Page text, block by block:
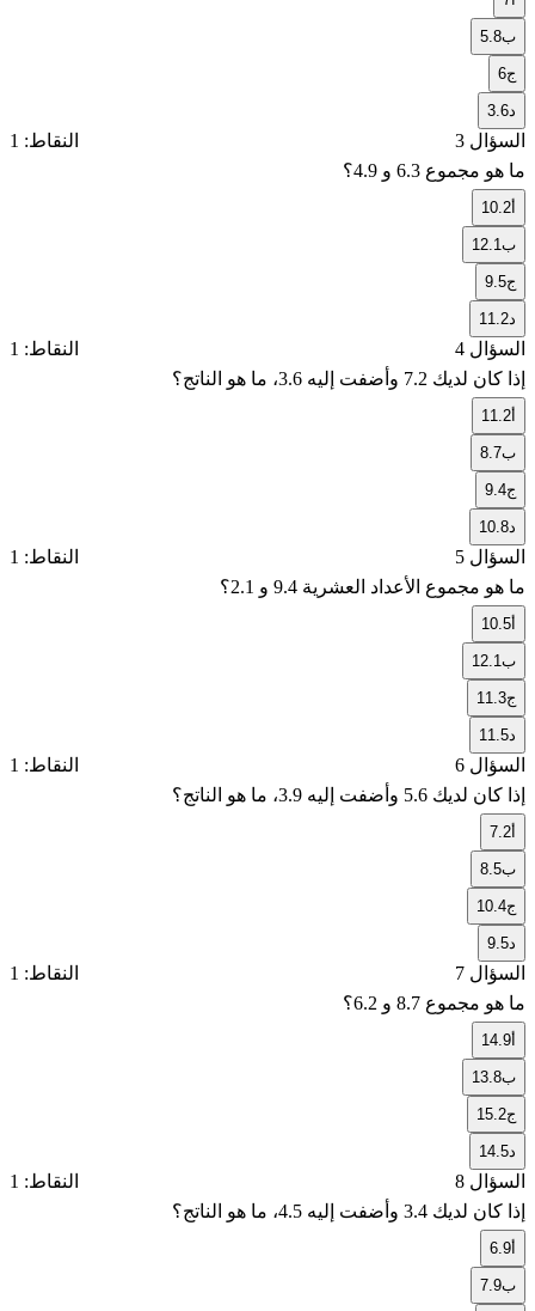
ب5.8
ج6
3.6
السؤال 3
النقاط: 1
ما هو مجموع 6.3و 4.9؟
10.2
ب12.1
ج9.5
11.2
السؤال 4
النقاط: 1
إذا كان لديك 7.2وأضفت إليه 3.6، ما هو الناتج؟
11.2
ب8.7
ج9.4
10.8
السؤال 5
النقاط: 1
ما هو مجموع الأعداد العشرية 9.4و 2.1؟
10.5
ب12.1
ج11.3
11.5
السؤال 6
النقاط: 1
إذا كان لديك 5.6وأضفت إليه 3.9، ما هو الناتج؟
7.2
ب8.5
ج10.4
9.5
السؤال 7
النقاط: 1
ما هو مجموع 8.7و 6.2؟
14.9
ب13.8
ج15.2
14.5
السؤال 8
النقاط: 1
إذا كان لديك 3.4وأضفت إليه 4.5، ما هو الناتج؟
6.9
ب7.9